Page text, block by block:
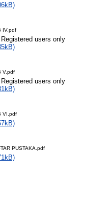
IV.pdf
users only
V.pdf
users only
VI.pdf
PUSTAKA.pdf